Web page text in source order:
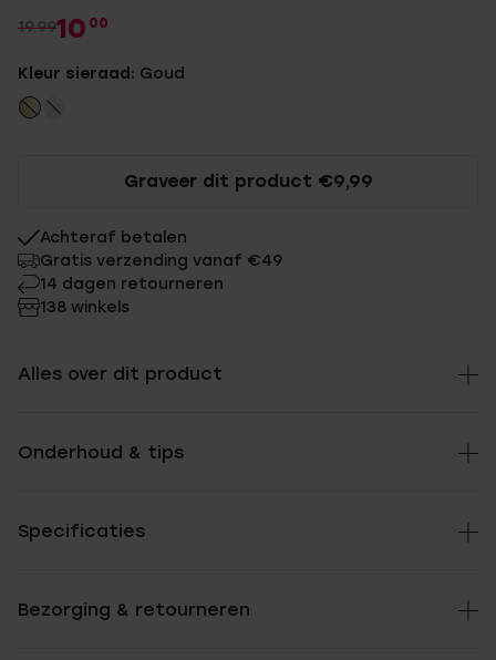
19.9910 00
Kleur sieraad: Goud
Graveer dit product €9,99
Achteraf betalen
Gratis verzending vanaf €49
14 dagen retourneren
138 winkels
Alles over dit product
Onderhoud & tips
Specificaties
Bezorging & retourneren